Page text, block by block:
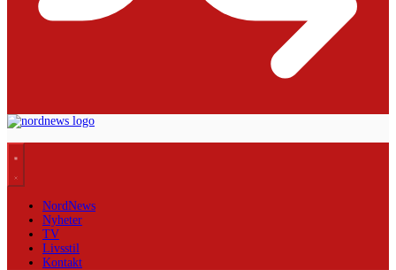
NordNews
Nyheter
TV
Livsstil
Kontakt